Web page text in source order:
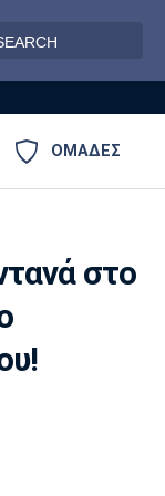
ΟΜΑΔΕΣ
ΠΑΟΚ
στο